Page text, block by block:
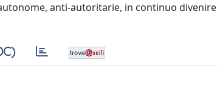
anti-autoritarie, in continuo divenire